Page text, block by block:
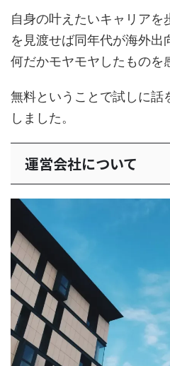
自身の叶えたいキャリアを
を見渡せば同年代が海外出
何だかモヤモヤしたものを
無料ということで試しに話
しました。
運営会社について